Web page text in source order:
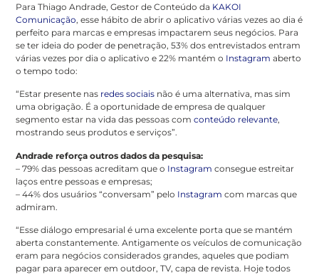
Para Thiago Andrade, Gestor de Conteúdo da KAKOI
Comunicação, esse hábito de abrir o aplicativo várias vezes ao dia é
perfeito para marcas e empresas impactarem seus negócios. Para
se ter ideia do poder de penetração, 53% dos entrevistados entram
várias vezes por dia o aplicativo e 22% mantém o Instagram aberto
o tempo todo:
“Estar presente nas redes sociais não é uma alternativa, mas sim
uma obrigação. É a oportunidade de empresa de qualquer
segmento estar na vida das pessoas comconteúdo relevante,
mostrando seus produtos e serviços”.
Andrade reforça outros dados da pesquisa:
– 79% das pessoas acreditam que o Instagram consegue estreitar
laços entre pessoas e empresas;
– 44% dos usuários “conversam” pelo Instagram com marcas que
admiram.
“Esse diálogo empresarial é uma excelente porta que se mantém
aberta constantemente. Antigamente os veículos de comunicação
eram para negócios considerados grandes, aqueles que podiam
pagar para aparecer em outdoor, TV, capa de revista. Hoje todos